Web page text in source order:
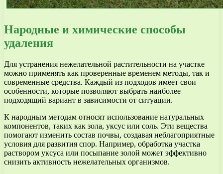
Народные и химические способы
удаления
Для устранения нежелательной растительности на участке
можно применять как проверенные временем методы, так и
современные средства. Каждый из подходов имеет свои
особенности, которые позволяют выбрать наиболее
подходящий вариант в зависимости от ситуации.
К народным методам относят использование натуральных
компонентов, таких как зола, уксус или соль. Эти вещества
помогают изменить состав почвы, создавая неблагоприятные
условия для развития спор. Например, обработка участка
раствором уксуса или посыпание золой может эффективно
снизить активность нежелательных организмов.